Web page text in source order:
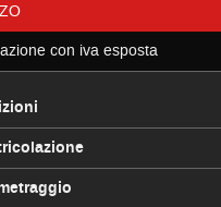
con iva esposta